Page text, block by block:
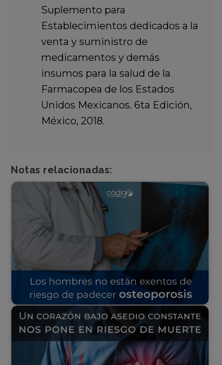
Suplemento para
Establecimientos dedicados a la
venta y suministro de
medicamentos y demás
insumos para la salud de la
Farmacopea de los Estados
Unidos Mexicanos. 6ta Edición,
México, 2018.
Notas relacionadas: